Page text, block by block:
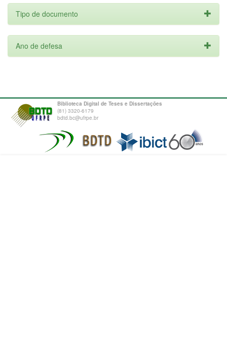
Tipo de documento
Ano de defesa
Biblioteca Digital de Teses e Dissertações
(81) 3320-6179
bdtd.bc@ufrpe.br